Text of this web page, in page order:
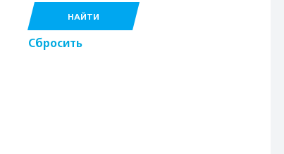
НАЙТИ
Сбросить